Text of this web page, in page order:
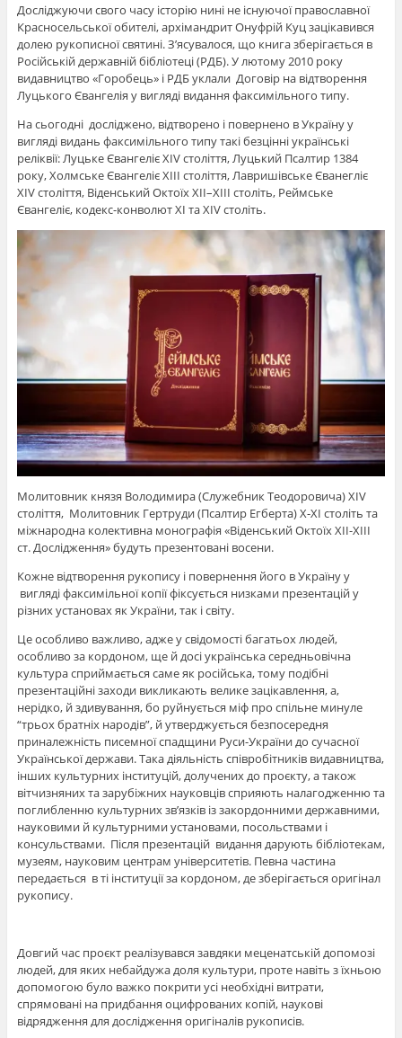
Досліджуючи свого часу історію нині не існуючої православної
Красносельської обителі, архімандрит Онуфрій Куц зацікавився
долею рукописної святині. З’ясувалося, що книга зберігається в
Російській державній бібліотеці (РДБ). У лютому 2010 року
видавництво «Горобець» і РДБ уклали Договір на відтворення
Луцького Євангелія у вигляді видання факсимільного типу.
На сьогодні досліджено, відтворено і повернено в Україну у
вигляді видань факсимільного типу такі безцінні українські
реліквії: Луцьке Євангеліє XIV століття, Луцький Псалтир 1384
року, Холмське Євангеліє XIII століття, Лавришівське Єванегліє
XIV століття, Віденський Октоїх XII–ХІІІ століть, Реймське
Євангеліє, кодекс-конволют XI та XIV століть.
Молитовник князя Володимира (Служебник Теодоровича) XIV
століття, Молитовник Гертруди (Псалтир Егберта) X-XI століть та
міжнародна колективна монографія «Віденський Октоїх XII-XIII
ст. Дослідження» будуть презентовані восени.
Кожне відтворення рукопису і повернення його в Україну у
вигляді факсимільної копії фіксується низками презентацій у
різних установах як України, так і світу.
Це особливо важливо, адже у свідомості багатьох людей,
особливо за кордоном, ще й досі українська середньовічна
культура сприймається саме як російська, тому подібні
презентаційні заходи викликають велике зацікавлення, а,
нерідко, й здивування, бо руйнується міф про спільне минуле
“трьох братніх народів”, й утверджується безпосередня
приналежність писемної спадщини Руси-України до сучасної
Української держави. Така діяльність співробітників видавництва,
інших культурних інституцій, долучених до проєкту, а також
вітчизняних та зарубіжних науковців сприяють налагодженню та
поглибленню культурних зв’язків із закордонними державними,
науковими й культурними установами, посольствами і
консульствами. Після презентацій видання дарують бібліотекам,
музеям, науковим центрам університетів. Певна частина
передається в ті інституції за кордоном, де зберігається оригінал
рукопису.
Довгий час проєкт реалізувався завдяки меценатській допомозі
людей, для яких небайдужа доля культури, проте навіть з їхньою
допомогою було важко покрити усі необхідні витрати,
спрямовані на придбання оцифрованих копій, наукові
відрядження для дослідження оригіналів рукописів.